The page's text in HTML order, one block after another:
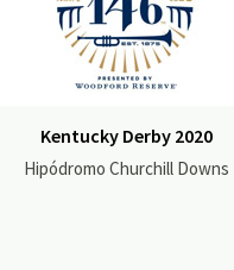
Kentucky Derby 2020
Hipódromo Churchill Downs